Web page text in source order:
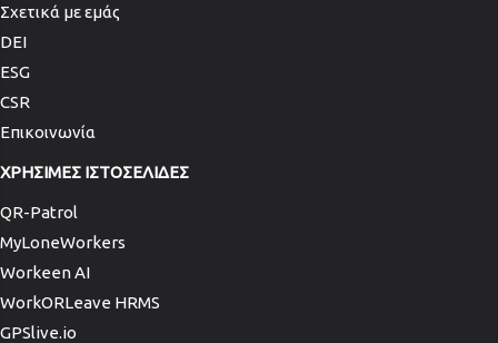
Σχετικά με εμάς
DEI
ESG
CSR
Επικοινωνία
ΧΡΗΣΙΜΕΣ ΙΣΤΟΣΕΛΙΔΕΣ
QR-Patrol
MyLoneWorkers
Workeen AI
WorkORLeave HRMS
GPSlive.io